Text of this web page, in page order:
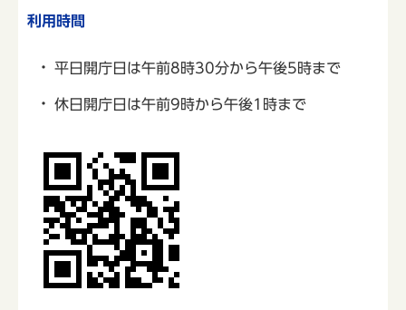
利用時間
平日開庁日は午前8時30分から午後5時まで
休日開庁日は午前9時から午後1時まで